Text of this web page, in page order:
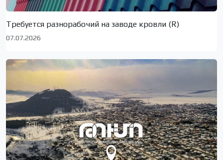
Требуется разнорабочий на заводе кровли (R)
07.07.2026